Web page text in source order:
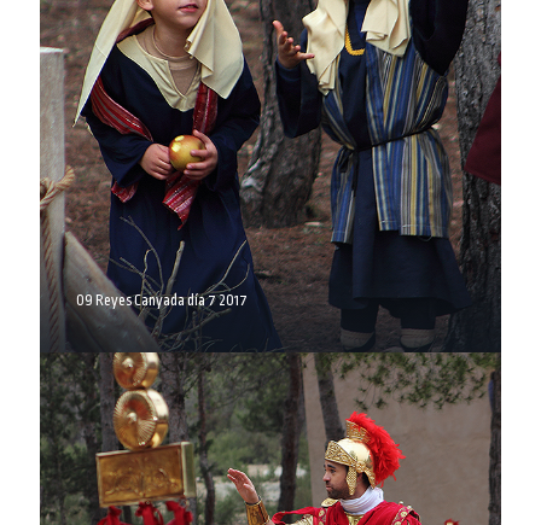
09 Reyes Canyada día 7 2017